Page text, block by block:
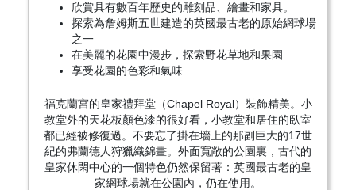
欣賞具有數百年歷史的雕刻品、繪畫和家具。
探索為詹姆斯五世建造的英國最古老的原始網球場
之一
在美麗的花園中漫步，探索野花草地和果園
享受花園的色彩和氣味
福克蘭宮的皇家禮拜堂（Chapel Royal）裝飾精美。小
教堂外的天花板顏色漆的很好看，小教堂和居住的臥室
都已經被修復過。不要忘了掛在墻上的那副巨大的17世
紀的弗蘭德人狩獵織錦畫。外面寬敞的公園裏，古代的
皇家休閑中心的一個特色仍然保留著：英國最古老的皇
家網球場就在公園內，仍在使用。